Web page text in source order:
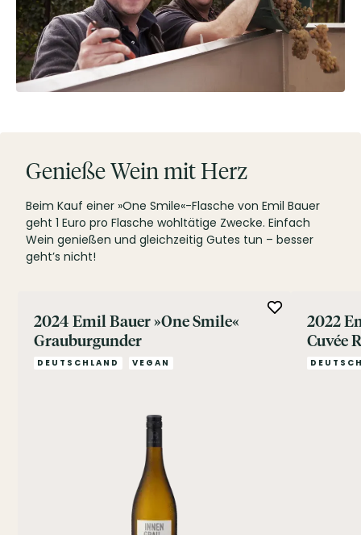
Genieße Wein mit Herz
Beim Kauf einer »One Smile«-Flasche von Emil Bauer
geht 1 Euro pro Flasche wohltätige Zwecke. Einfach
Wein genießen und gleichzeitig Gutes tun – besser
geht’s nicht!
2024 Emil Bauer »One Smile«
Grauburgunder
DEUTSCHLAND VEGAN
2022
Cuvée